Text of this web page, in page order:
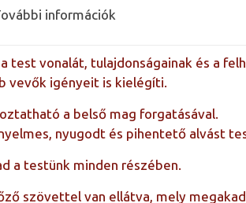
információk
vonalát, tulajdonságainak és a
vevők igényeit is kielégíti.
a belső mag forgatásával.
nyugodt és pihentető alvást
a testünk minden részében.
szövettel van ellátva, mely